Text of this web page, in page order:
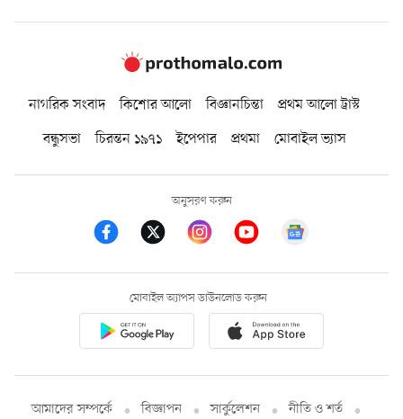
নাগরিক সংবাদ কিশোর আলো বিজ্ঞানচিন্তা
প্রথম আলো ট্রাস্ট
বন্ধুসভা
চিরন্তন ১৯৭১ ইপেপার প্রথমা মোবাইল ভ্যাস
অনুসরণ করুন
মোবাইল অ্যাপস ডাউনলোড করুন
আমাদের সম্পর্কে বিজ্ঞাপন সার্কুলেশন
নীতি ও শর্ত